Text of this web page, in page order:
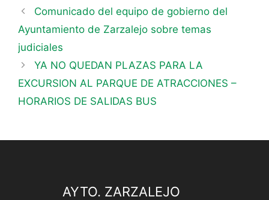
Comunicado del equipo de gobierno del
Ayuntamiento de Zarzalejo sobre temas
judiciales
YA NO QUEDAN PLAZAS PARA LA
EXCURSION AL PARQUE DE ATRACCIONES –
HORARIOS DE SALIDAS BUS
AYTO. ZARZALEJO